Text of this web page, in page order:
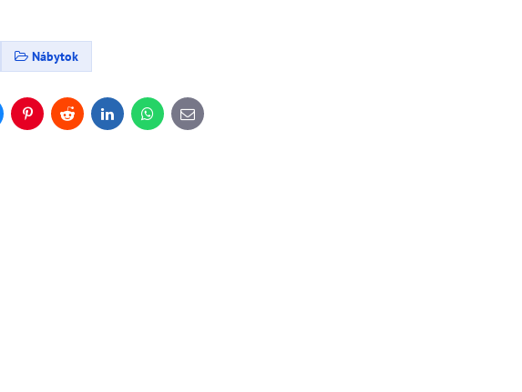
Nábytok
PinterestRedditLinkedInWhatsApp
E-
mail